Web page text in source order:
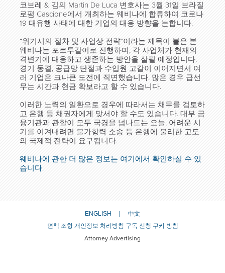
코브레 & 김의 Martin De Luca 변호사는 3월 31일 브라질
로펌 Cascione에서 개최하는 웨비나에 합류하여 코로나
19 대유행 사태에 대한 기업의 대응 방향을 논합니다.
“위기시의 절차 및 사업상 전략”이라는 제목이 붙은 본
웨비나는 포르투갈어로 진행하며, 각 사업체가 현재의
격변기에 대응하고 생존하는 방안을 살필 예정입니다.
경기 동결, 공급망 단절과 수입원 고갈이 이어지면서 여
러 기업은 크나큰 도전에 직면했습니다. 많은 경우 급선
무는 시간과 현금 확보라고 할 수 있습니다.
이러한 노력의 일환으로 경우에 따라서는 채무를 검토하
고 은행 등 채권자에게 맞서야 할 수도 있습니다. 대부 금
융기관과 관할이 모두 국경을 넘나드는 오늘, 어려운 시
기를 이겨내려면 불가항력 소송 등 은행에 불리한 고도
의 국제적 전략이 요구됩니다.
웨비나에 관한 더 많은 정보는 여기에서 확인하실 수 있
습니다.
ENGLISH
中文
면책 조항 개인정보 처리방침 구독 신청 쿠키 방침
Attorney Advertising